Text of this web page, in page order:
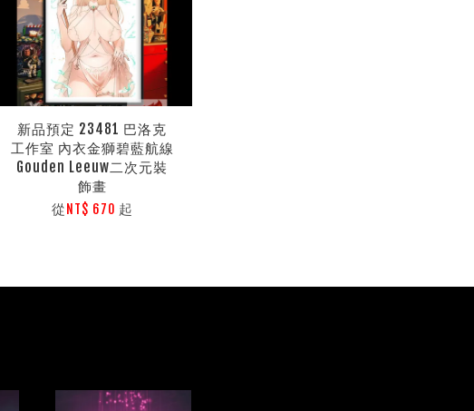
新品預定 23481 巴洛克
工作室 內衣金獅碧藍航線
Gouden Leeuw二次元裝
飾畫
從 NT$ 670 起